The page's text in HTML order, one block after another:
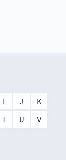
I J
K
T U
V